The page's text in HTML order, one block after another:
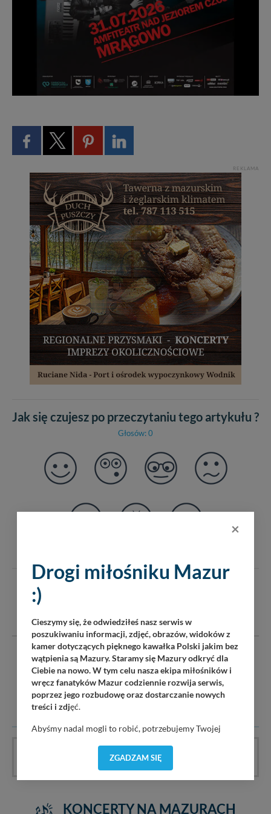
REKLAMA
Jak się czujesz po przeczytaniu tego artykułu ?
Głosów: 0
Serwis mazury24.eu nie ponosi odpowiedzialności za treść
komentarzy i opinii. Prosimy o zamieszczanie komentarzy
dotyczących danej tematyki dyskusji. Wpisy niezwiązane z
tematem, wulgarne, obraźliwe, naruszające prawo będą
usuwane.
Artykuł nie ma jeszcze komentarzy, bądź pierwszy!
KONCERTY NA MAZURACH
×
Drogi miłośniku Mazur
:)
Cieszymy się, że odwiedziłeś nasz serwis w
poszukiwaniu informacji, zdjęć, obrazów, widoków z
kamer dotyczących pięknego kawałka Polski jakim bez
wątpienia są Mazury. Staramy się Mazury odkryć dla
Ciebie na nowo. W tym celu nasza ekipa miłośników i
wręcz fanatyków Mazur codziennie rozwija serwis,
poprzez jego rozbudowę oraz dostarczanie nowych
treści i zdjęć.
Abyśmy nadal mogli to robić, potrzebujemy Twojej
dostosować do Twoich preferencji. Twoje dane (w tym
pliki cookies) będą zapisywane w celu usprawnienia
Bezpieczeństwo Twoich danych jest dla nas
ZGADZAM SIĘ